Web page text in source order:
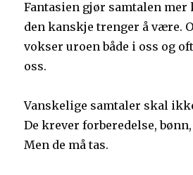
Fantasien gjør samtalen mer
den kanskje trenger å være.
vokser uroen både i oss og
oss.
Vanskelige samtaler skal
De krever forberedelse,
Men de må tas.